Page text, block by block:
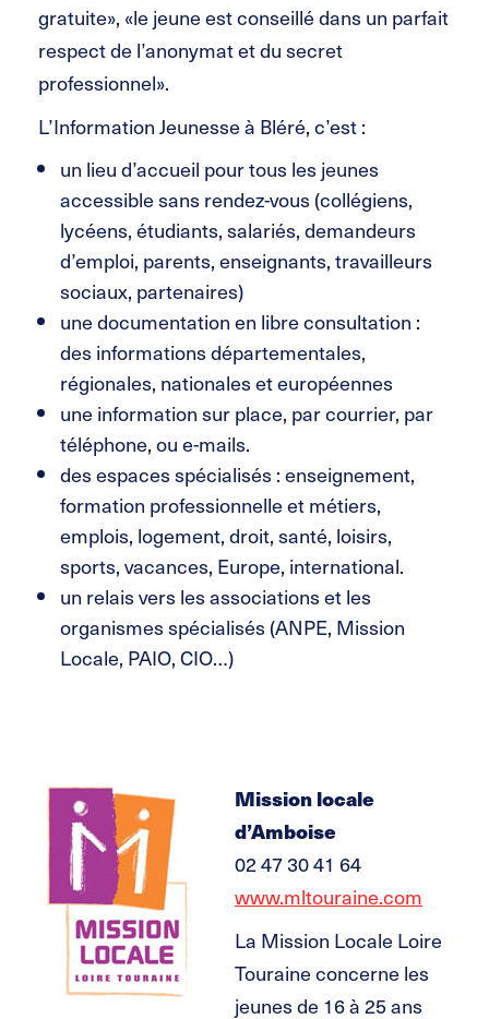
gratuite», «le jeune est conseillé dans un parfait
respect de l’anonymat et du secret
professionnel».
L’Information Jeunesse à Bléré, c’est :
un lieu d’accueil pour tous les jeunes
accessible sans rendez-vous (collégiens,
lycéens, étudiants, salariés, demandeurs
d’emploi, parents, enseignants, travailleurs
sociaux, partenaires)
une documentation en libre consultation :
des informations départementales,
régionales, nationales et européennes
une information sur place, par courrier, par
téléphone, ou e-mails.
des espaces spécialisés : enseignement,
formation professionnelle et métiers,
emplois, logement, droit, santé, loisirs,
sports, vacances, Europe, international.
un relais vers les associations et les
organismes spécialisés (ANPE, Mission
Locale, PAIO, CIO…)
Mission locale
d’Amboise
02 47 30 41 64
www.mltouraine.com
La Mission Locale Loire
Touraine concerne les
jeunes de 16 à 25 ans